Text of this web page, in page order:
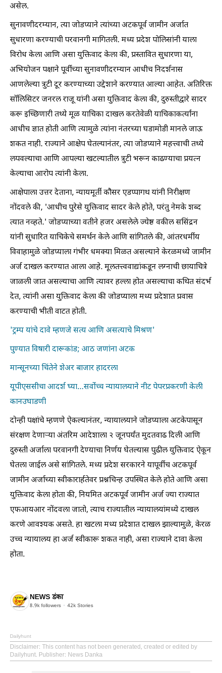
असेल.
सुनावणीदरम्यान, त्या जोडप्याने त्यांच्या अटकपूर्व जामीन अर्जात
सुधारणा करण्याची परवानगी मागितली. मध्य प्रदेश पोलिसांनी याला
विरोध केला आणि असा युक्तिवाद केला की, प्रस्तावित सुधारणा या,
अभियोजन पक्षाने पूर्वीच्या सुनावणीदरम्यान आधीच निदर्शनास
आणलेल्या त्रुटी दूर करण्याच्या उद्देशाने करण्यात आल्या आहेत. अतिरिक्त
सॉलिसिटर जनरल राजू यांनी असा युक्तिवाद केला की, दुरुस्तीद्वारे सादर
करू इच्छिणारी तथ्ये मूळ याचिका दाखल करतेवेळी याचिकाकर्त्यांना
आधीच ज्ञात होती आणि त्यामुळे त्यांना नंतरच्या घडामोडी मानले जाऊ
शकत नाही. राज्याने आक्षेप घेतल्यानंतर, त्या जोडप्याने महत्त्वाची तथ्ये
लपवल्याचा आणि आपल्या खटल्यातील त्रुटी भरून काढण्याचा प्रयत्न
केल्याचा आरोप त्यांनी केला.
आक्षेपाला उत्तर देताना, न्यायमूर्ती कौसर एडप्पागथ यांनी निरीक्षण
नोंदवले की, 'आधीच पुरेसे युक्तिवाद सादर केले होते, परंतु नेमके शब्द
त्यात नव्हते.' जोडप्याच्या वतीने हजर असलेले ज्येष्ठ वकील ससिंद्रन
यांनी सुधारित याचिकेचे समर्थन केले आणि सांगितले की, आंतरधर्मीय
विवाहामुळे जोडप्याला गंभीर धमक्या मिळत असल्याने केरळमध्ये जामीन
अर्ज दाखल करण्यात आला आहे. मूलतत्त्ववाद्यांकडून लग्नाची छायाचित्रे
जाळली जात असल्याचा आणि त्यावर हल्ला होत असल्याचा कथित संदर्भ
देत, त्यांनी असा युक्तिवाद केला की जोडप्याला मध्य प्रदेशात प्रवास
करण्याची भीती वाटत होती.
'ट्रम्प यांचे दावे म्हणजे सत्य आणि असत्याचे मिश्रण'
पुण्यात विषारी दारूकांड; आठ जणांना अटक
मान्सूनच्या चिंतेने शेअर बाजार हादरला
यूपीएससीचा आदर्श घ्या…सर्वोच्च न्यायालयाने नीट पेपरप्रकरणी केली
कानउघाडणी
दोन्ही पक्षांचे म्हणणे ऐकल्यानंतर, न्यायालयाने जोडप्याला अटकेपासून
संरक्षण देणाऱ्या अंतरिम आदेशाला २ जूनपर्यंत मुदतवाढ दिली आणि
दुरुस्ती अर्जाला परवानगी देण्याचा निर्णय घेतल्यास पुढील युक्तिवाद ऐकून
घेतला जाईल असे सांगितले. मध्य प्रदेश सरकारने यापूर्वीच अटकपूर्व
जामीन अर्जाच्या स्वीकारार्हतेवर प्रश्नचिन्ह उपस्थित केले होते आणि असा
युक्तिवाद केला होता की, नियमित अटकपूर्व जामीन अर्ज ज्या राज्यात
एफआयआर नोंदवला जातो, त्याच राज्यातील न्यायालयांमध्ये दाखल
करणे आवश्यक असते. हा खटला मध्य प्रदेशात दाखल झाल्यामुळे, केरळ
उच्च न्यायालय हा अर्ज स्वीकारू शकत नाही, असा राज्याने दावा केला
होता.
NEWS डंका
8.9k followers 42k Stories
Dailyhunt
Disclaimer: This content has not been generated, created or edited by
Dailyhunt. Publisher: News Danka